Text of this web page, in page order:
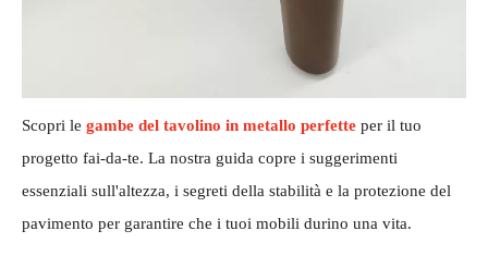
Scopri le gambe del tavolino in metallo perfette per il tuo
progetto fai-da-te. La nostra guida copre i suggerimenti
essenziali sull'altezza, i segreti della stabilità e la protezione del
pavimento per garantire che i tuoi mobili durino una vita.